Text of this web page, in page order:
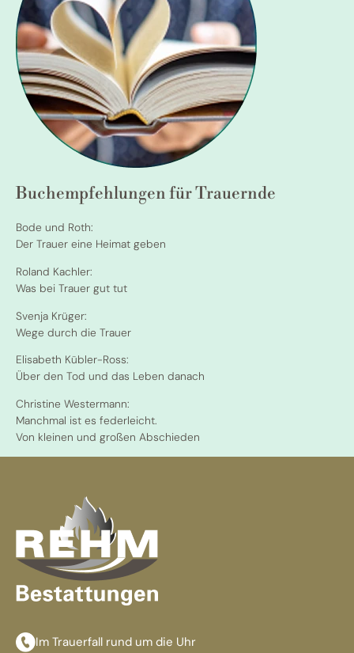
Buchempfehlungen für Trauernde
Bode und Roth:
Der Trauer eine Heimat geben
Roland Kachler:
Was bei Trauer gut tut
Svenja Krüger:
Wege durch die Trauer
Elisabeth Kübler-Ross:
Über den Tod und das Leben danach
Christine Westermann:
Manchmal ist es federleicht.
Von kleinen und großen Abschieden
Im Trauerfall rund um die Uhr